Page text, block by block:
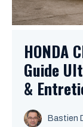
HONDA
Guide
&
Bastien